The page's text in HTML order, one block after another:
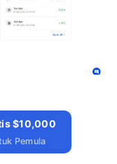
$10,000
Pemula